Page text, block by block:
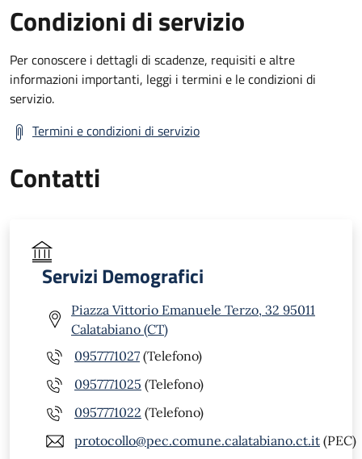
Condizioni di servizio
Per conoscere i dettagli di scadenze, requisiti e altre
informazioni importanti, leggi i termini e le condizioni di
servizio.
Termini e condizioni di servizio
Contatti
Servizi Demografici
Piazza Vittorio Emanuele Terzo, 32 95011
Calatabiano (CT)
0957771027 (Telefono)
0957771025 (Telefono)
0957771022 (Telefono)
protocollo@pec.comune.calatabiano.ct.it (PEC)